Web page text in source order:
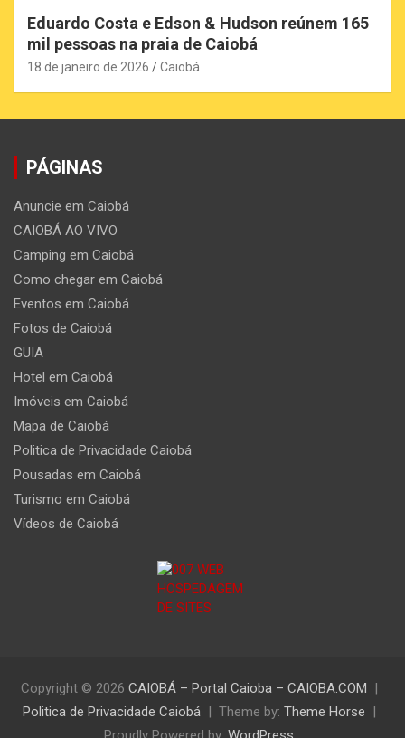
Eduardo Costa e Edson & Hudson reúnem 165
mil pessoas na praia de Caiobá
18 de janeiro de 2026 Caiobá
PÁGINAS
Anuncie em Caiobá
CAIOBÁ AO VIVO
Camping em Caiobá
Como chegar em Caiobá
Eventos em Caiobá
Fotos de Caiobá
GUIA
Hotel em Caiobá
Imóveis em Caiobá
Mapa de Caiobá
Politica de Privacidade Caiobá
Pousadas em Caiobá
Turismo em Caiobá
Vídeos de Caiobá
Copyright © 2026 CAIOBÁ – Portal Caioba – CAIOBA.COM
Politica de Privacidade Caiobá
Theme by: Theme Horse